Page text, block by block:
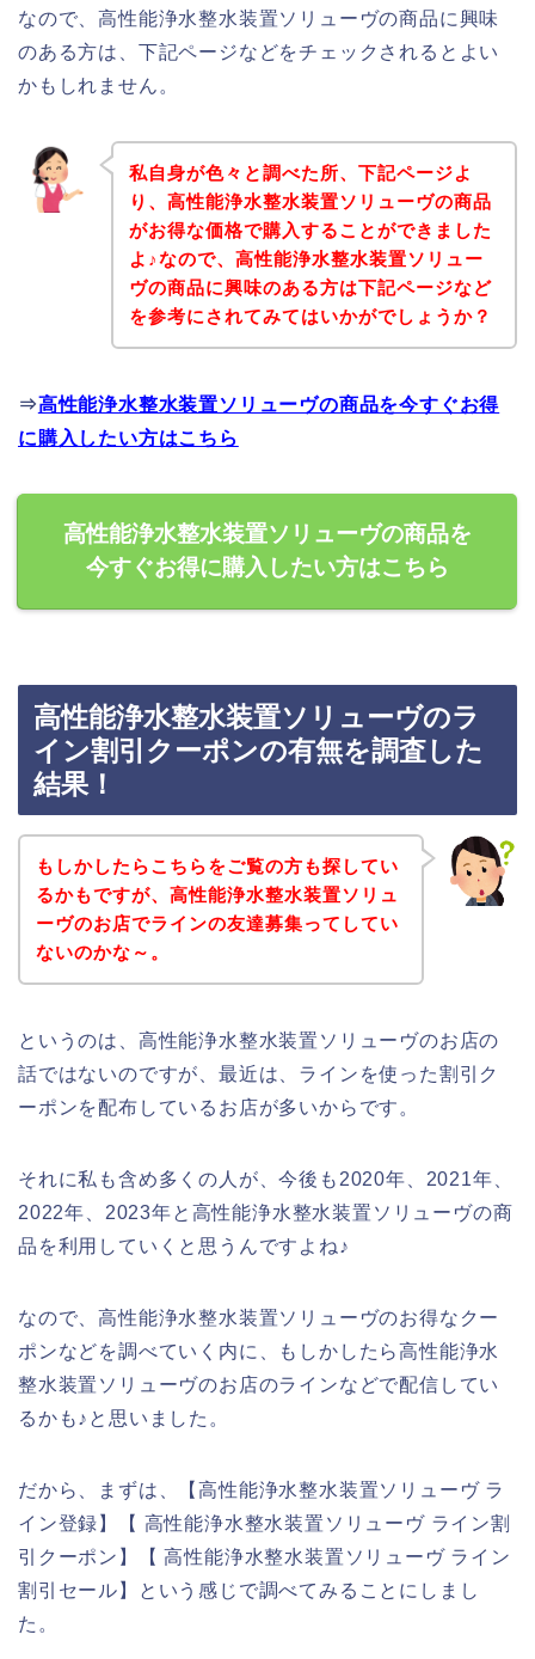
なので、高性能浄水整水装置ソリューヴの商品に興味
のある方は、下記ページなどをチェックされるとよい
かもしれません。
私自身が色々と調べた所、下記ページよ
り、高性能浄水整水装置ソリューヴの商品
がお得な価格で購入することができました
よ♪なので、高性能浄水整水装置ソリュー
ヴの商品に興味のある方は下記ページなど
を参考にされてみてはいかがでしょうか？
⇒高性能浄水整水装置ソリューヴの商品を今すぐお得
に購入したい方はこちら
高性能浄水整水装置ソリューヴの商品を
今すぐお得に購入したい方はこちら
高性能浄水整水装置ソリューヴのラ
イン割引クーポンの有無を調査した
結果！
もしかしたらこちらをご覧の方も探してい
るかもですが、高性能浄水整水装置ソリュ
ーヴのお店でラインの友達募集ってしてい
ないのかな～。
というのは、高性能浄水整水装置ソリューヴのお店の
話ではないのですが、最近は、ラインを使った割引ク
ーポンを配布しているお店が多いからです。
それに私も含め多くの人が、今後も2020年、2021年、
2022年、2023年と高性能浄水整水装置ソリューヴの商
品を利用していくと思うんですよね♪
なので、高性能浄水整水装置ソリューヴのお得なクー
ポンなどを調べていく内に、もしかしたら高性能浄水
整水装置ソリューヴのお店のラインなどで配信してい
るかも♪と思いました。
だから、まずは、【高性能浄水整水装置ソリューヴ ラ
イン登録】【 高性能浄水整水装置ソリューヴ ライン割
引クーポン】【 高性能浄水整水装置ソリューヴ ライン
割引セール】という感じで調べてみることにしまし
た。